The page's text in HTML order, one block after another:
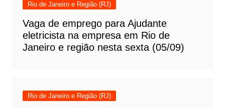
Rio de Janeiro e Região (RJ)
Vaga de emprego para Ajudante
eletricista na empresa em Rio de
Janeiro e região nesta sexta (05/09)
Rio de Janeiro e Região (RJ)